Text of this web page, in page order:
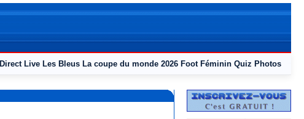
Direct Live Les Bleus La coupe du monde 2026 Foot Féminin Quiz Photos